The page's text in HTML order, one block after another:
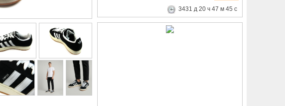
3431 д 20 ч 47 м 44 с